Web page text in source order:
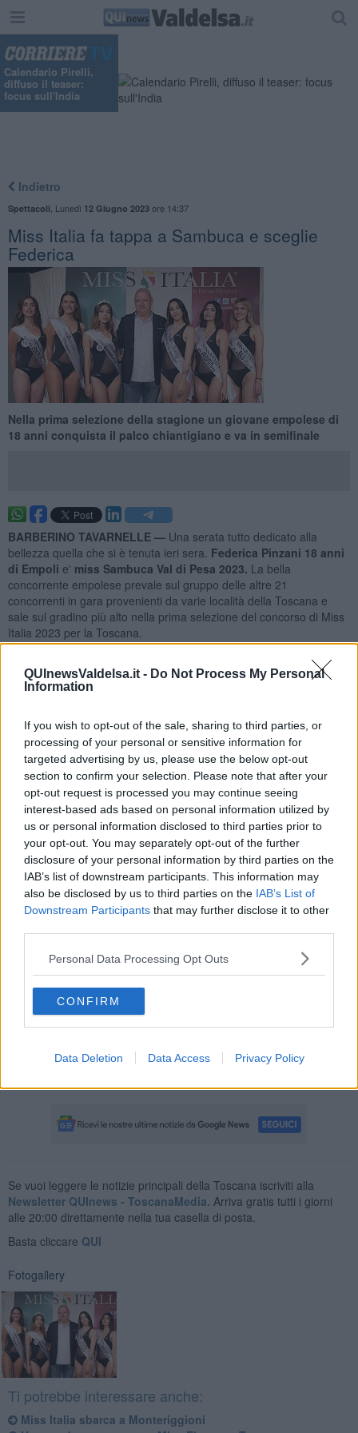
QUInewsValdelsa.it - Do Not Process My Personal
Information
If you wish to opt-out of the sale, sharing to third parties, or
processing of your personal or sensitive information for
targeted advertising by us, please use the below opt-out
section to confirm your selection. Please note that after your
opt-out request is processed you may continue seeing
interest-based ads based on personal information utilized by
us or personal information disclosed to third parties prior to
your opt-out. You may separately opt-out of the further
disclosure of your personal information by third parties on the
IAB’s list of downstream participants. This information may
also be disclosed by us to third parties on the IAB’s List of
Downstream Participants that may further disclose it to other
Personal Data Processing Opt Outs
CONFIRM
Data Deletion Data Access Privacy Policy
Calendario Pirelli,
diffuso il teaser:
focus sull'India
Indietro
Spettacoli Lunedì 12 Giugno 2023ore 14:37
Miss Italia fa tappa a Sambuca e sceglie
Federica
Nella prima selezione della stagione un giovane empolese di
18 anni conquista il palco chiantigiano e va in semifinale
BARBERINO TAVARNELLE — Una serata tutto dedicato alla
bellezza quella che si è tenuta ieri sera. Federica Pinzani 18 anni
di Empoli e' miss Sambuca Val di Pesa 2023. La bella
concorrente empolese prevale sul gruppo delle altre 21
concorrenti in gara provenienti da varie località della Toscana e
sale sul gradino più alto nella prima selezione del concorso di Miss
Italia 2023 per la Toscana.
organizzata dall'Us Sambuca in occasione
della 36esima
edizione della sagra delle Frittelle di Fior di Cascia
ultra ventennale, anche in questa edizione ha visto una notevole
partecipazione di pubblico per la gioia degli organizzatori. La giuria
della serata presieduta dalla signora Laura Frosali e dal signor
Leonardo Andreucci.
Oltre alla giovane empolesele fasce degli sponsorsono andate a
Lara Smelzo di Lucca che si aggiudica Miss Rocchetta, Chiara Helg
di Poggibonsi ottiene il titolo di miss Framesi,
La prima classificata e' stata premiata da Massimo Checcucci
presidente dell'Us Sambuca esi aggiudica il diritto di
serata e' stata condotta da Raffaello Zanieri che nel momento dello
spoglio delle schede ha coinvolto con le sue performance
canore il numeroso pubblico rimasto fino alla proclamazione delle
vincitrici, mentre le acconciature di tutte le concorrenti sono state
effettuate per Framesi nuovo sponsor del concorso.
Il prossimo appuntamento con le selezioni del concorso e'
programmato per
Se vuoi leggere le notizie principali della Toscana iscriviti alla
Newsletter QUInews - ToscanaMedia. Arriva gratis tutti i giorni
alle 20:00 direttamente nella tua casella di posta.
Basta cliccare QUI
Fotogallery
Ti potrebbe interessare anche:
Miss Italia sbarca a Monteriggioni